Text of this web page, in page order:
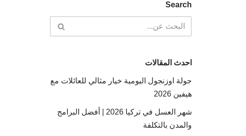
Search
احدث المقالات
جولة اوزنجول اليومية خيار مثالي للعائلات مع
هيفين 2026
شهر العسل في تركيا 2026 | أفضل البرامج
والمدن بالتكلفة